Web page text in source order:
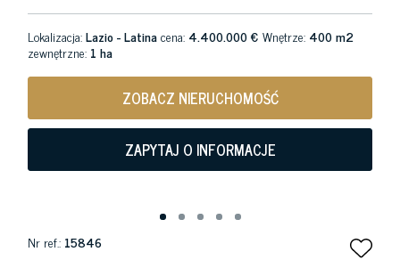
Lokalizacja:Lazio - Latinacena: 4.400.000 € Wnętrze: 400 m2
zewnętrzne: 1 ha
ZOBACZ NIERUCHOMOŚĆ
ZAPYTAJ O INFORMACJE
Nr ref.: 15846